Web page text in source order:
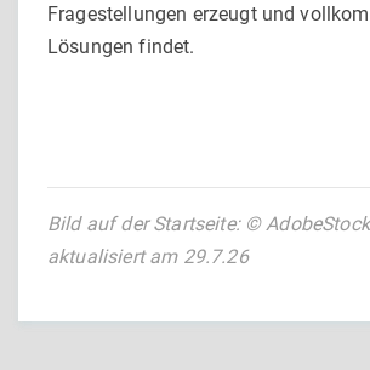
Fragestellungen erzeugt und
Lösungen findet.
Bild auf der Startseite: ©
aktualisiert am 29.7.26